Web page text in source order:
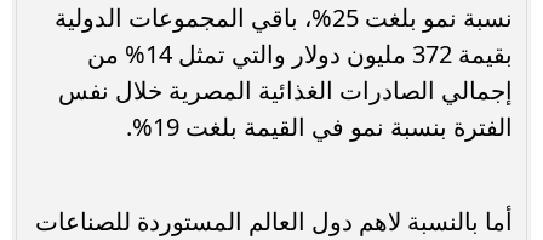
نسبة نمو بلغت 25%، باقي المجموعات الدولية
بقيمة 372 مليون دولار والتي تمثل 14% من
إجمالي الصادرات الغذائية المصرية خلال نفس
الفترة بنسبة نمو في القيمة بلغت 19%.
أما بالنسبة لاهم دول العالم المستوردة للصناعات